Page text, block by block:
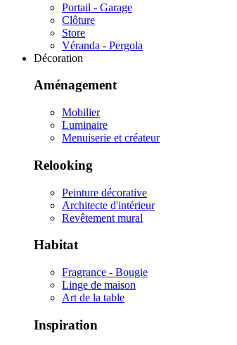
Portail - Garage
Clôture
Store
Véranda - Pergola
Décoration
Aménagement
Mobilier
Luminaire
Menuiserie et créateur
Relooking
Peinture décorative
Architecte d'intérieur
Revêtement mural
Habitat
Fragrance - Bougie
Linge de maison
Art de la table
Inspiration